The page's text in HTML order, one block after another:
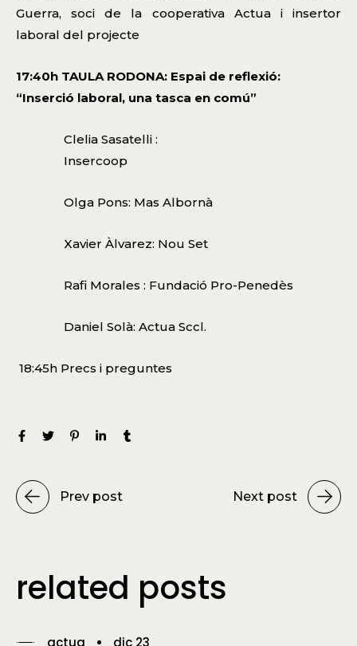
Guerra, soci de la cooperativa Actua i insertor
laboral del projecte
17:40h TAULA RODONA: Espai de reflexió:
“Inserció laboral, una tasca en comú”
Clelia Sasatelli :
Insercoop
Olga Pons: Mas Albornà
Xavier Àlvarez: Nou Set
Rafi Morales : Fundació Pro-Penedès
Daniel Solà: Actua Sccl.
18:45h Precs i preguntes
Prev post Next post
related posts
actua dic 23